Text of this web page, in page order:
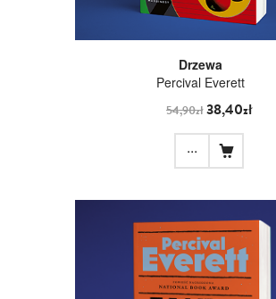
Drzewa
Percival Everett
54,90zł38,40zł
...